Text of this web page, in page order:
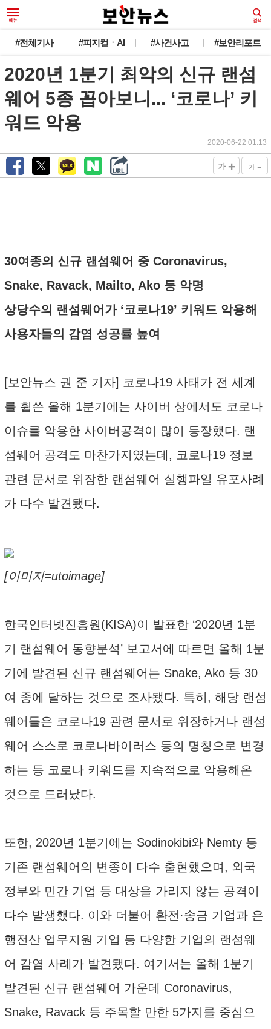
#전체기사 #피지컬ㆍAI #사건사고 #보안리포트
2020년 1분기 최악의 신규 랜섬
웨어 5종 꼽아보니... ‘코로나’ 키
워드 악용
2020-06-22 01:13
가 + 가 -
30여종의 신규 랜섬웨어 중 Coronavirus,
Snake, Ravack, Mailto, Ako 등 악명
상당수의 랜섬웨어가 ‘코로나19’ 키워드 악용해
사용자들의 감염 성공률 높여
[보안뉴스 권 준 기자] 코로나19 사태가 전 세계
를 휩쓴 올해 1분기에는 사이버 상에서도 코로나
이슈를 악용한 사이버공격이 많이 등장했다. 랜
섬웨어 공격도 마찬가지였는데, 코로나19 정보
관련 문서로 위장한 랜섬웨어 실행파일 유포사례
가 다수 발견됐다.
[이미지=utoimage]
한국인터넷진흥원(KISA)이 발표한 ‘2020년 1분
기 랜섬웨어 동향분석’ 보고서에 따르면 올해 1분
기에 발견된 신규 랜섬웨어는 Snake, Ako 등 30
여 종에 달하는 것으로 조사됐다. 특히, 해당 랜섬
웨어들은 코로나19 관련 문서로 위장하거나 랜섬
웨어 스스로 코로나바이러스 등의 명칭으로 변경
하는 등 코로나 키워드를 지속적으로 악용해온
것으로 드러났다.
또한, 2020년 1분기에는 Sodinokibi와 Nemty 등
기존 랜섬웨어의 변종이 다수 출현했으며, 외국
정부와 민간 기업 등 대상을 가리지 않는 공격이
다수 발생했다. 이와 더불어 환전·송금 기업과 은
행전산 업무지원 기업 등 다양한 기업의 랜섬웨
어 감염 사례가 발견됐다. 여기서는 올해 1분기
발견된 신규 랜섬웨어 가운데 Coronavirus,
Snake, Ravack 등 주목할 만한 5가지를 중심으